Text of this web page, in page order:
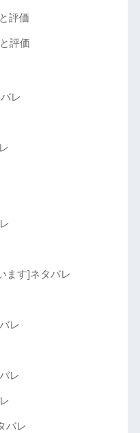
評価
評価
レ
ます]ネタバレ
レ
レ
バレ